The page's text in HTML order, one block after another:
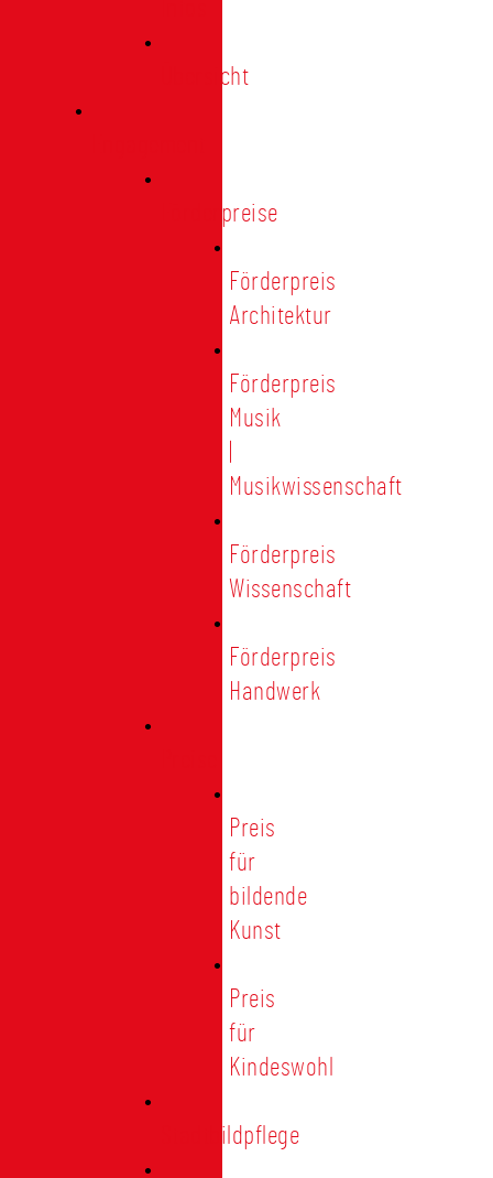
Übersicht
Förderpreise
Förderpreis
Architektur
Förderpreis
Musik
Musikwissenschaft
Förderpreis
Wissenschaft
Förderpreis
Handwerk
Preis
für
bildende
Kunst
Preis
für
Kindeswohl
Stadtbildpflege